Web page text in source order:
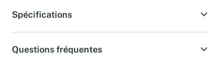
Spécifications
Questions fréquentes